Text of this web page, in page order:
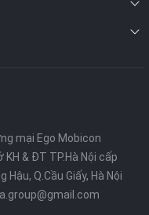
mại Ego Mobicon
& ĐT TP.Hà Nội cấp
Q.Cầu Giấy, Hà Nội